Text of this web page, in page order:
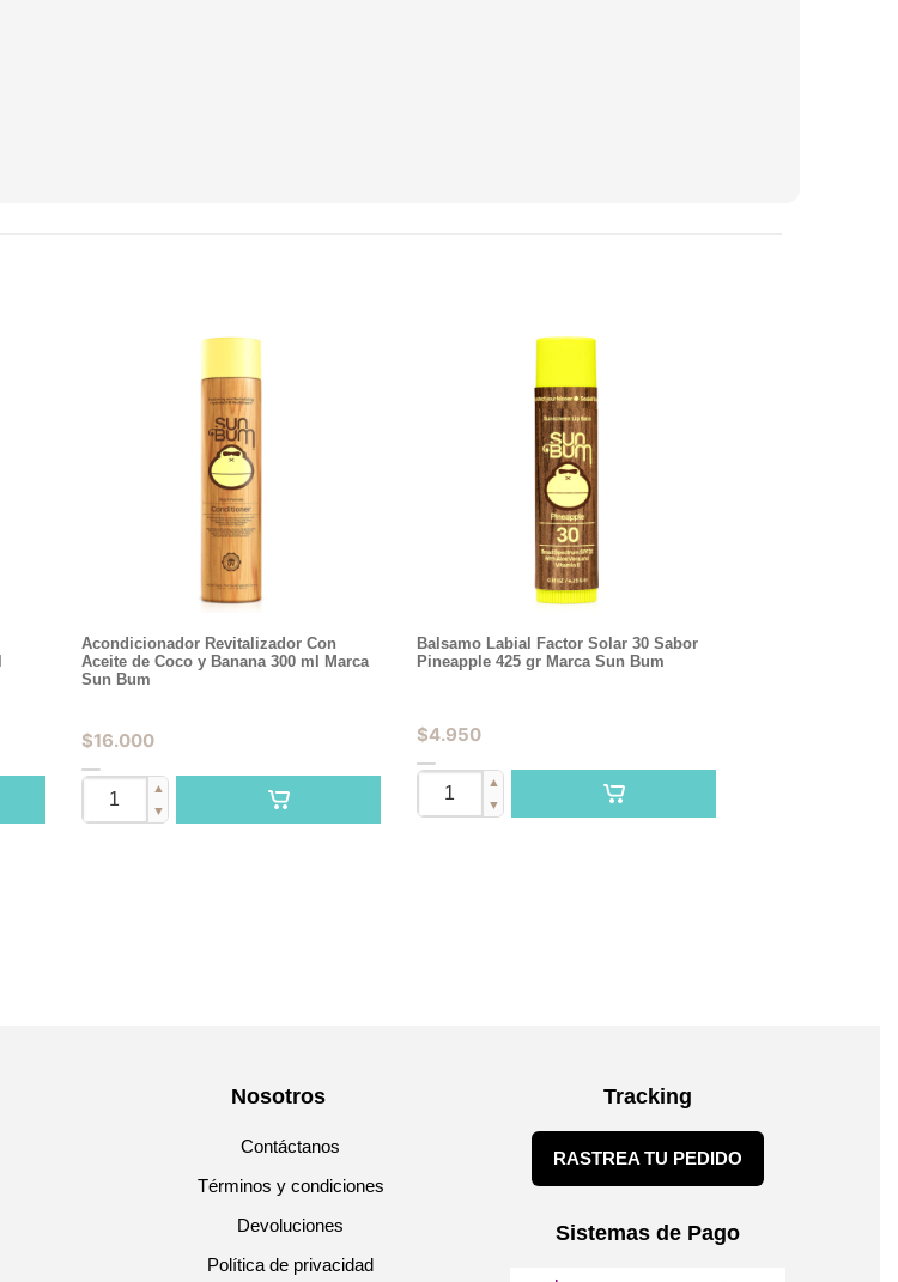
Acondicionador Revitalizador Con
Aceite de Coco y Banana 300 ml Marca
Sun Bum
$16.000
▲
▼
Balsamo Labial Factor Solar 30 Sabor
Pineapple 425 gr Marca Sun Bum
$4.950
▲
▼
Nosotros
Contáctanos
Términos y condiciones
Devoluciones
Política de privacidad
Tracking
RASTREA TU PEDIDO
Sistemas de Pago